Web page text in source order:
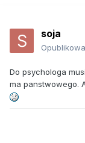
soja
Do psychologa
ma panstwowego.